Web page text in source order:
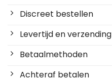
Discreet bestellen
Levertijd en verzending
Betaalmethoden
Achteraf betalen